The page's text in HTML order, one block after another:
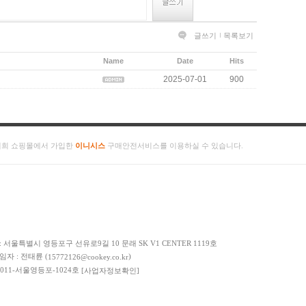
글쓰기 목록보기
Name Date Hits
2025-07-01 900
쇼핑몰에서 가입한 이니시스 구매안전서비스를 이용하실 수 있습니다.
울특별시 영등포구 선유로9길 10 문래 SK V1 CENTER 1119호
자 : 전태륜 (15772126@cookey.co.kr)
서울영등포-1024호 [사업자정보확인]